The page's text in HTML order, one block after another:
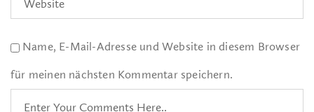
Name, E-Mail-Adresse und Website in diesem Browser
für meinen nächsten Kommentar speichern.